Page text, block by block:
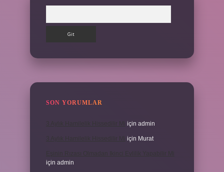
SON YORUMLAR
için admin
için Murat
için admin